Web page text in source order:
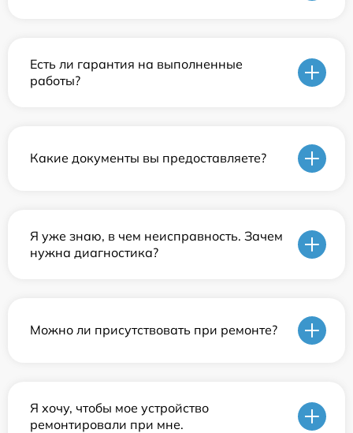
Есть ли гарантия на выполненные
работы?
Какие документы вы предоставляете?
Я уже знаю, в чем неисправность. Зачем
нужна диагностика?
Можно ли присутствовать при ремонте?
Я хочу, чтобы мое устройство
ремонтировали при мне.